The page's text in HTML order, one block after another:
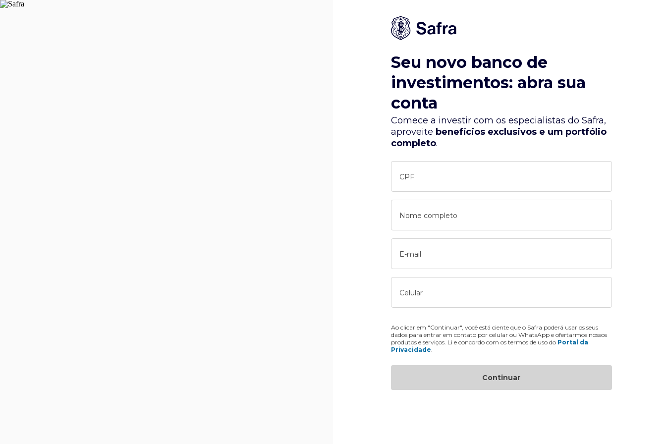
Seu novo banco de
investimentos: abra sua
conta
Comece a investir com os especialistas do Safra,
aproveite benefícios exclusivos e um portfólio
completo.
CPF
Nome completo
E-mail
Celular
Ao clicar em "Continuar", você está ciente que o Safra poderá usar os seus
dados para entrar em contato por celular ou WhatsApp e ofertarmos nossos
produtos e serviços. Li e concordo com os termos de uso do Portal da
Privacidade
Continuar